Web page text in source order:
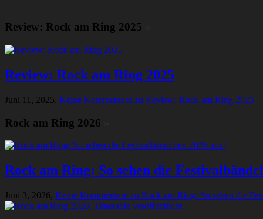
Review: Rock am Ring 2025
Review: Rock am Ring 2025
Juni 11, 2025, Keine Kommentare zu Review: Rock am Ring 2025
Rock am Ring 2026
Rock am Ring: So sehen die
Juni 3, 2026, Keine Kommentare zu Rock am Ring: So sehen die